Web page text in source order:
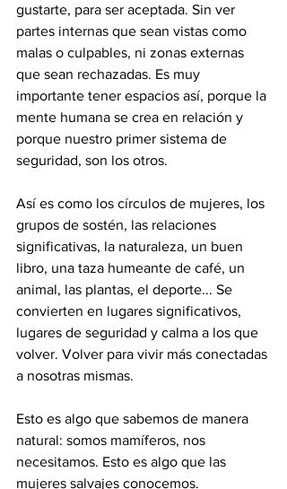
gustarte, para ser aceptada. Sin ver
partes internas que sean vistas como
malas o culpables, ni zonas externas
que sean rechazadas. Es muy
importante tener espacios así, porque la
mente humana se crea en relación y
porque nuestro primer sistema de
seguridad, son los otros.
Así es como los círculos de mujeres, los
grupos de sostén, las relaciones
significativas, la naturaleza, un buen
libro, una taza humeante de café, un
animal, las plantas, el deporte... Se
convierten en lugares significativos,
lugares de seguridad y calma a los que
volver. Volver para vivir más conectadas
a nosotras mismas.
Esto es algo que sabemos de manera
natural: somos mamíferos, nos
necesitamos. Esto es algo que las
mujeres salvajes conocemos.